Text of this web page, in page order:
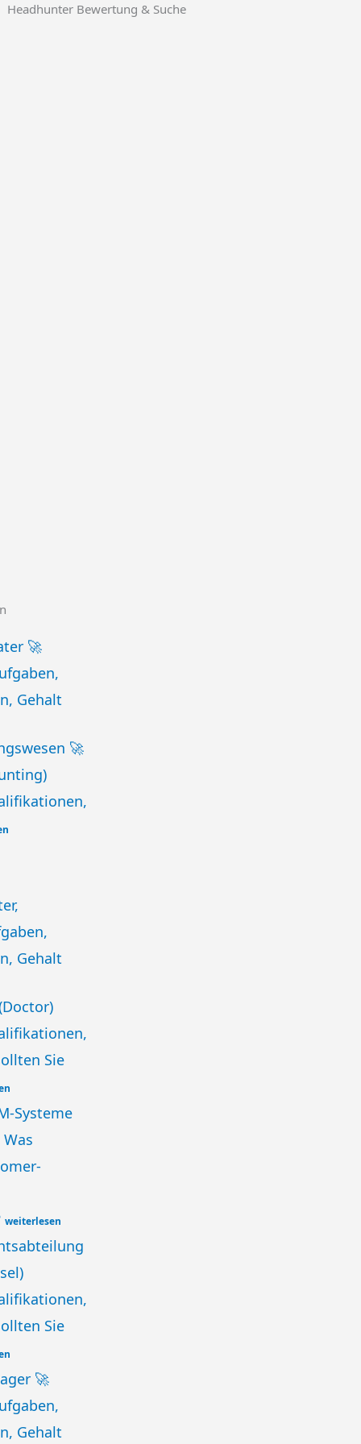
🚀
Gehalt
🚀
Gehalt
Sie
Systeme
weiterlesen
Sie
🚀
Gehalt